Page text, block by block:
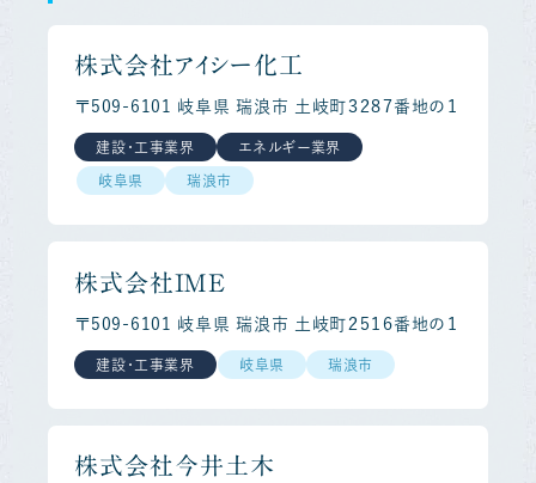
株式会社アイシー化工
〒509-6101 岐阜県 瑞浪市 土岐町３２８７番地の１
建設・工事業界 エネルギー業界
岐阜県 瑞浪市
株式会社ＩＭＥ
〒509-6101 岐阜県 瑞浪市 土岐町２５１６番地の１
建設・工事業界 岐阜県 瑞浪市
株式会社今井土木